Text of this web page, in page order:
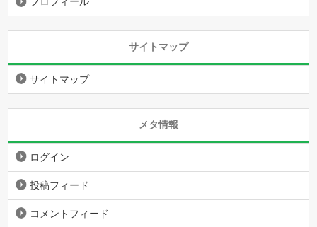
サイトマップ
サイトマップ
メタ情報
ログイン
投稿フィード
コメントフィード